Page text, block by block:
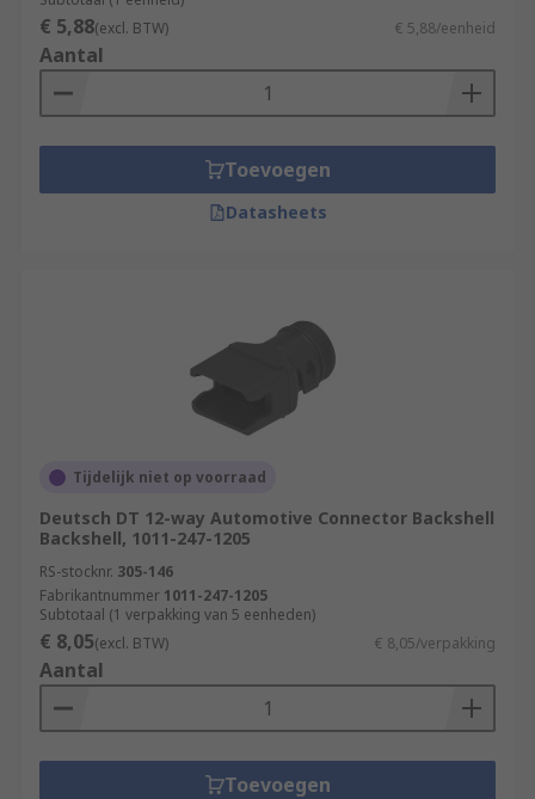
€ 5,88(excl. BTW) € 5,88/eenheid
Aantal
Toevoegen
Datasheets
Tijdelijk niet op voorraad
Deutsch DT 12-way Automotive Connector Backshell
Backshell, 1011-247-1205
RS-stocknr. 305-146
Fabrikantnummer 1011-247-1205
Subtotaal (1 verpakking van 5 eenheden)
€ 8,05(excl. BTW) € 8,05/verpakking
Aantal
Toevoegen